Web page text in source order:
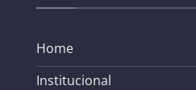
Home
Institucional